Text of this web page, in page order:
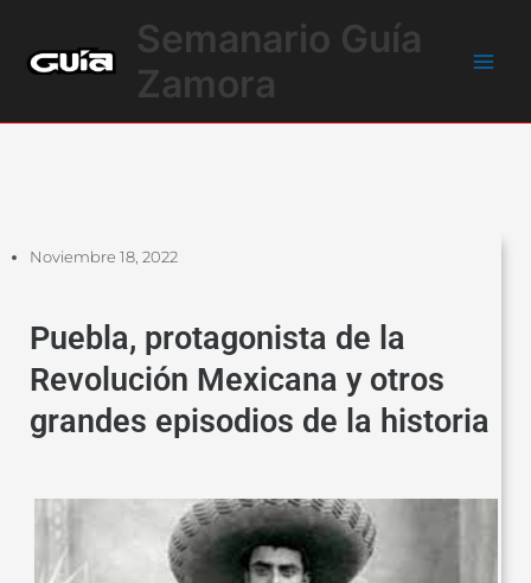
contenido
Semanario Guía
Zamora
Noviembre 18, 2022
Puebla, protagonista de la
Revolución Mexicana y otros
grandes episodios de la historia